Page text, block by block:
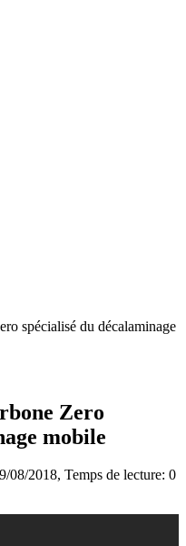
spécialisé du décalaminage
Zero
mobile
08/2018, Temps de lecture: 0